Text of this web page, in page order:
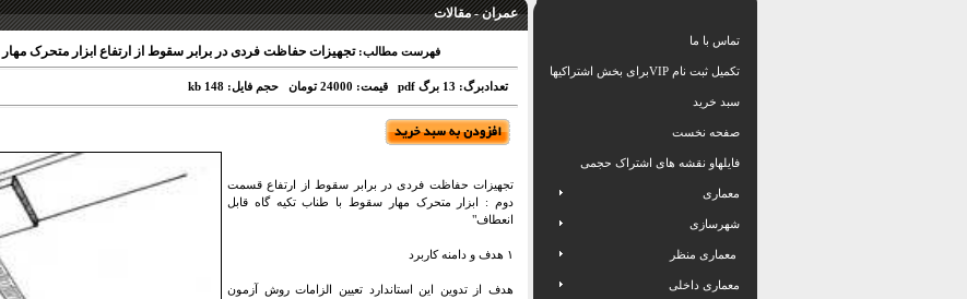
عمران - مقالات
فهرست مطالب: تجهیزات حفاظت فردی در برابر سقوط از ارتفاع ابزار متحرک
تعدادبرگ: 13 برگ pdf قیمت: 24000 تومان حجم فایل: 148 kb
تجهیزات حفاظت فردی در برابر سقوط از ارتفاع قسمت
دوم : ابزار متحرک مهار سقوط با طناب تکیه گاه قابل
انعطاف"
۱ هدف و دامنه کاربرد
هدف از تدوین این استاندارد تعیین الزامات روش آزمون
تماس با ما
تکمیل ثبت نام VIPبرای بخش اشتراکیها
سبد خرید
صفحه نخست
فایلهاو نقشه های اشتراک حجمی
معماری
شهرسازی
معماری منظر
معماری داخلی